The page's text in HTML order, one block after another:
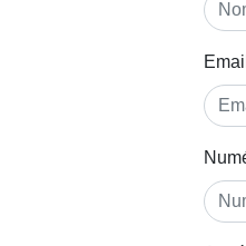
Email